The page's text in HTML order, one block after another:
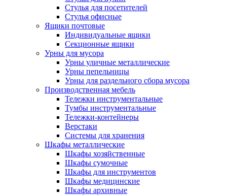
Стулья для посетителей
Стулья офисные
Ящики почтовые
Индивидуальные ящики
Секционные ящики
Урны для мусора
Урны уличные металлические
Урны пепельницы
Урны для раздельного сбора мусора
Производственная мебель
Тележки инструментальные
Тумбы инструментальные
Тележки-контейнеры
Верстаки
Системы для хранения
Шкафы металлические
Шкафы хозяйственные
Шкафы сумочные
Шкафы для инструментов
Шкафы медицинские
Шкафы архивные